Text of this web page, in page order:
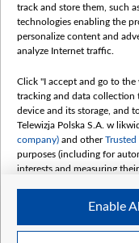
track and store them, such
technologies enabling the
personalize content and
analyze Internet traffic.
Click "I accept and go to
tracking and data collection
device and its storage, and
Telewizja Polska S.A. w
company) and otherTrusted
purposes (including for
interests and measuring
The purposes of processing
follows:
Enable